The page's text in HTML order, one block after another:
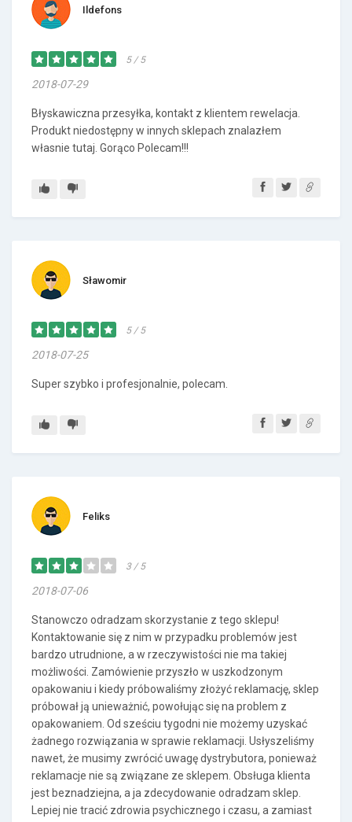
Ildefons
5 / 5
2018-07-29
Błyskawiczna przesyłka, kontakt z klientem rewelacja.
Produkt niedostępny w innych sklepach znalazłem
własnie tutaj. Gorąco Polecam!!!
Sławomir
5 / 5
2018-07-25
Super szybko i profesjonalnie, polecam.
Feliks
3 / 5
2018-07-06
Stanowczo odradzam skorzystanie z tego sklepu!
Kontaktowanie się z nim w przypadku problemów jest
bardzo utrudnione, a w rzeczywistości nie ma takiej
możliwości. Zamówienie przyszło w uszkodzonym
opakowaniu i kiedy próbowaliśmy złożyć reklamację, sklep
próbował ją unieważnić, powołując się na problem z
opakowaniem. Od sześciu tygodni nie możemy uzyskać
żadnego rozwiązania w sprawie reklamacji. Usłyszeliśmy
nawet, że musimy zwrócić uwagę dystrybutora, ponieważ
reklamacje nie są związane ze sklepem. Obsługa klienta
jest beznadziejna, a ja zdecydowanie odradzam sklep.
Lepiej nie tracić zdrowia psychicznego i czasu, a zamiast